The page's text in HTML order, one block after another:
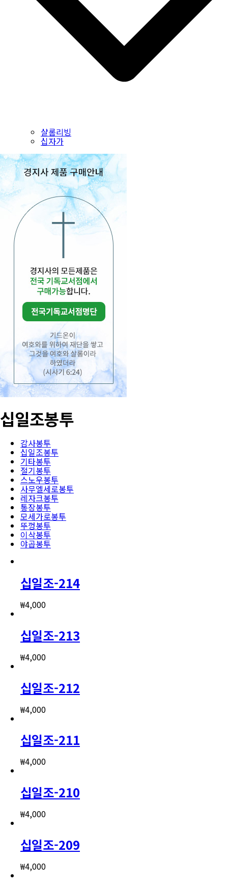
샬롬리빙
십자가
십일조봉투
감사봉투
십일조봉투
기타봉투
절기봉투
스노우봉투
사무엘세로봉투
레자크봉투
통장봉투
모세가로봉투
뚜껑봉투
이삭봉투
야곱봉투
십일조-214
₩4,000
십일조-213
₩4,000
십일조-212
₩4,000
십일조-211
₩4,000
십일조-210
₩4,000
십일조-209
₩4,000